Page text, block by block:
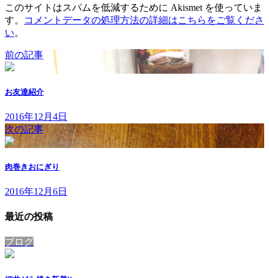
このサイトはスパムを低減するために Akismet を使っていま
す。
コメントデータの処理方法の詳細はこちらをご覧くださ
い。
前の記事
お友達紹介
2016年12月4日
次の記事
肉巻きおにぎり
2016年12月6日
最近の投稿
ブログ